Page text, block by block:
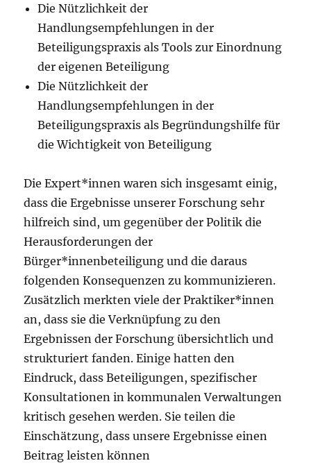
Die Nützlichkeit der
Handlungsempfehlungen in der
Beteiligungspraxis als Tools zur Einordnung
der eigenen Beteiligung
Die Nützlichkeit der
Handlungsempfehlungen in der
Beteiligungspraxis als Begründungshilfe für
die Wichtigkeit von Beteiligung
Die Expert*innen waren sich insgesamt einig,
dass die Ergebnisse unserer Forschung sehr
hilfreich sind, um gegenüber der Politik die
Herausforderungen der
Bürger*innenbeteiligung und die daraus
folgenden Konsequenzen zu kommunizieren.
Zusätzlich merkten viele der Praktiker*innen
an, dass sie die Verknüpfung zu den
Ergebnissen der Forschung übersichtlich und
strukturiert fanden. Einige hatten den
Eindruck, dass Beteiligungen, spezifischer
Konsultationen in kommunalen Verwaltungen
kritisch gesehen werden. Sie teilen die
Einschätzung, dass unsere Ergebnisse einen
Beitrag leisten können